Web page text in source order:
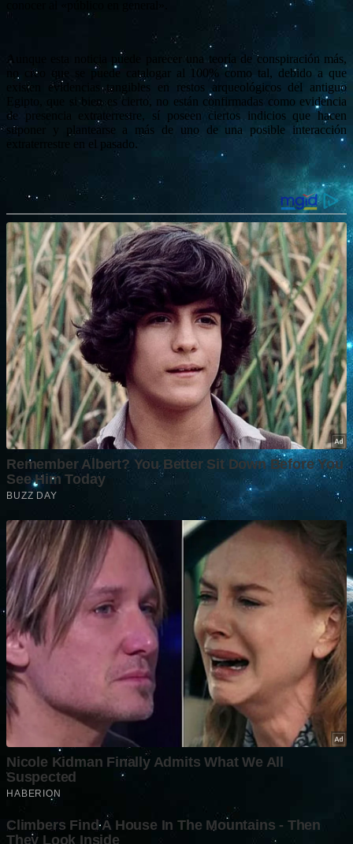
Aunque esta noticia puede parecer una teoría de conspiración más,
no creo que se puede catalogar al 100% como tal, debido a que
existen evidencias tangibles en restos arqueológicos del antiguo
Egipto, que si bien es cierto, no están confirmadas como evidencia
de presencia extraterrestre, sí poseen ciertos indicios que hacen
suponer y plantearse a más de uno de una posible interacción
extraterrestre en el pasado.